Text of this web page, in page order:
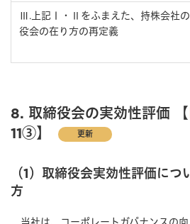
Ⅲ.上記Ⅰ・Ⅱをふまえた、持株会社
役会の在り方の再定義
8. 取締役会の実効性評価 【
11③】
更新
（1）取締役会実効性評価につ
方